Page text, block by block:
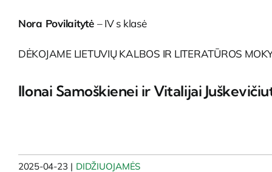
Nora Povilaitytė – IV s klasė
DĖKOJAME LIETUVIŲ KALBOS IR LITERATŪROS
Ilonai Samoškienei ir Vitalijai
2025-04-23 | DIDŽIUOJAMĖS